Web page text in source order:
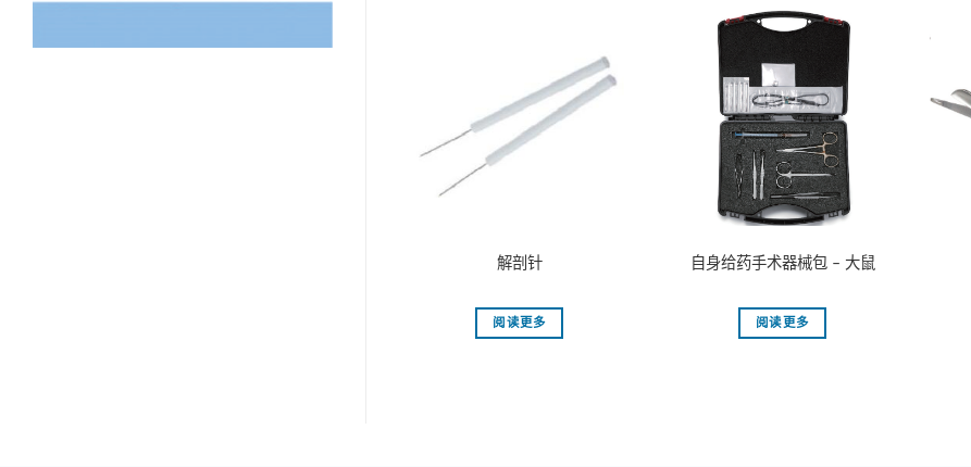
解剖针
阅读更多
自身给药手术器械包 – 大鼠
阅读更多